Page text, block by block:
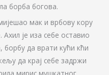
борба богова.
мак и врбову кору
је иза себе оставио
да врати кући кћи
да крај себе задржи